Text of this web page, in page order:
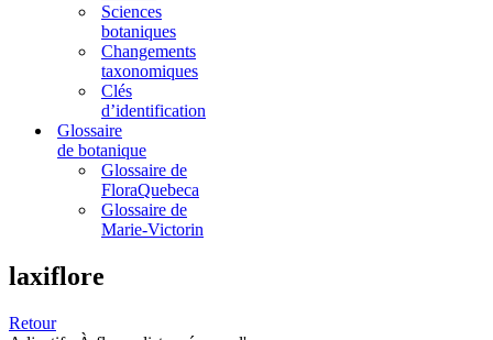
Sciences
botaniques
Changements
taxonomiques
Clés
d’identification
Glossaire
de botanique
Glossaire de
FloraQuebeca
Glossaire de
Marie-Victorin
laxiflore
Retour